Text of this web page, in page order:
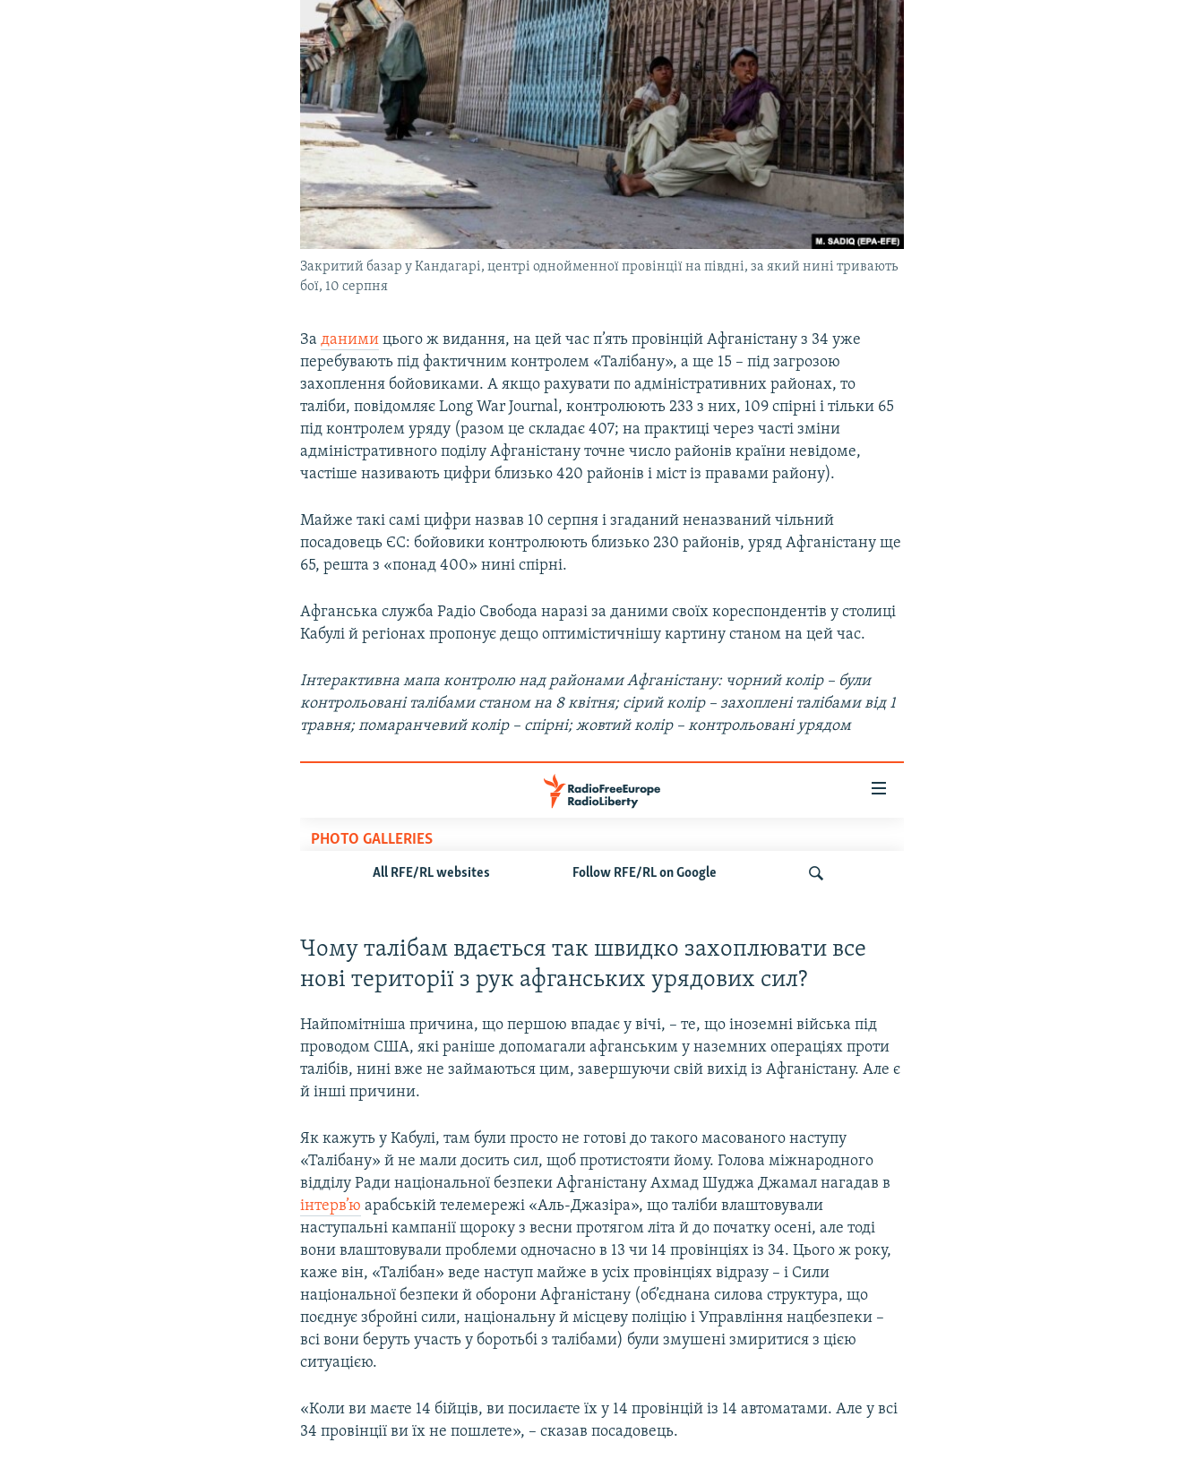
Закритий базар у Кандагарі, центрі однойменної провінції на півдні, за який нині тривають
бої, 10 серпня
Заданими цього ж видання, на цей час п’ять провінцій Афганістану з 34 уже
перебувають під фактичним контролем «Талібану», а ще 15 – під загрозою
захоплення бойовиками. А якщо рахувати по адміністративних районах, то
таліби, повідомляє Long War Journal, контролюють 233 з них, 109 спірні і тільки 65
під контролем уряду (разом це складає 407; на практиці через часті зміни
адміністративного поділу Афганістану точне число районів країни невідоме,
частіше називають цифри близько 420 районів і міст із правами району).
Майже такі самі цифри назвав 10 серпня і згаданий неназваний чільний
посадовець ЄС: бойовики контролюють близько 230 районів, уряд Афганістану ще
65, решта з «понад 400» нині спірні.
Афганська служба Радіо Свобода наразі за даними своїх кореспондентів у столиці
Кабулі й регіонах пропонує дещо оптимістичнішу картину станом на цей час.
Інтерактивна мапа контролю над районами Афганістану: чорний колір – були
контрольовані талібами станом на 8 квітня; сірий колір – захоплені талібами від 1
травня; помаранчевий колір – спірні; жовтий колір – контрольовані урядом
Чому талібам вдається так швидко захоплювати все
нові території з рук афганських урядових сил?
Найпомітніша причина, що першою впадає у вічі, – те, що іноземні війська під
проводом США, які раніше допомагали афганським у наземних операціях проти
талібів, нині вже не займаються цим, завершуючи свій вихід із Афганістану. Але є
й інші причини.
Як кажуть у Кабулі, там були просто не готові до такого масованого наступу
«Талібану» й не мали досить сил, щоб протистояти йому. Голова міжнародного
відділу Ради національної безпеки Афганістану Ахмад Шуджа Джамал нагадав в
інтерв’ю арабській телемережі «Аль-Джазіра», що таліби влаштовували
наступальні кампанії щороку з весни протягом літа й до початку осені, але тоді
вони влаштовували проблеми одночасно в 13 чи 14 провінціях із 34. Цього ж року,
каже він, «Талібан» веде наступ майже в усіх провінціях відразу – і Сили
національної безпеки й оборони Афганістану (об’єднана силова структура, що
поєднує збройні сили, національну й місцеву поліцію і Управління нацбезпеки –
всі вони беруть участь у боротьбі з талібами) були змушені змиритися з цією
ситуацією.
«Коли ви маєте 14 бійців, ви посилаєте їх у 14 провінцій із 14 автоматами. Але у всі
34 провінції ви їх не пошлете», – сказав посадовець.